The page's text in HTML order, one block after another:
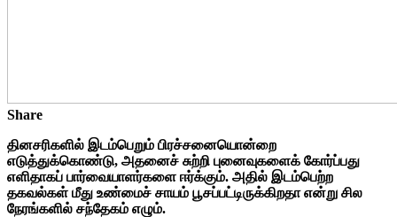
Share
தினசரிகளில் இடம்பெறும் பிரச்சனையொன்றை
எடுத்துக்கொண்டு, அதனைச் சுற்றி புனைவுகளைக் கோர்ப்பது
எளிதாகப் பார்வையாளர்களை ஈர்க்கும். அதில் இடம்பெற்ற
தகவல்கள் மீது உண்மைச் சாயம் பூசப்பட்டிருக்கிறதா என்று சில
நேரங்களில் சந்தேகம் எழும்.